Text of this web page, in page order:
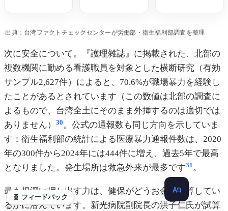
出典：台湾ファクトチェックセンターが労働部・衛生福利部調査を整理
次に安全について。『護理雜誌』に掲載された、北部の
複数機関に勤める看護職員を対象とした横断研究（有効
サンプル2,627件）によると、70.6%が職場暴力を経験し
たことがあるとされています（この数値は北部の調査に
よるもので、台湾全土にそのまま外挿するのは適切では
ありません）
30。公式の通報数も同じ方向を示していま
す：衛生福利部の統計による医療暴力通報件数は、2020
年の300件から2024年には444件に増え、過去5年で最高
となりました。発生場所は救急外来が最多です31。
最も根深い押し出す力は、健保がどうお金を計算してい
るかに潜んでいます。新光病院副院長の洪子仁氏が試算
🧬 フィードバック